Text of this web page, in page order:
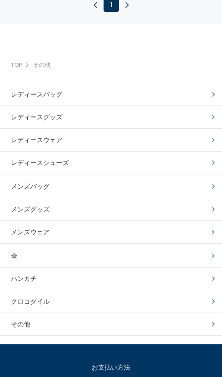
1
TOP その他
レディースバッグ
レディースグッズ
レディースウェア
レディースシューズ
メンズバッグ
メンズグッズ
メンズウェア
傘
ハンカチ
クロコダイル
その他
お支払い方法